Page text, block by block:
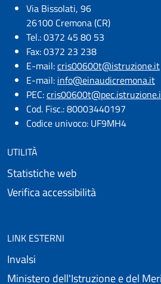
Via Bissolati, 96
26100 Cremona (CR)
Tel.: 0372 45 80 53
Fax: 0372 23 238
E-mail:cris00600t@istruzione.it
E-mail:​ info@einaudicremona.it
PEC:
Cod. Fisc.: 80003440197
Codice univoco: UF9MH4
UTILITÀ
Statistiche web
Verifica accessibilità
LINK ESTERNI
Invalsi
Ministero dell'Istruzione e del